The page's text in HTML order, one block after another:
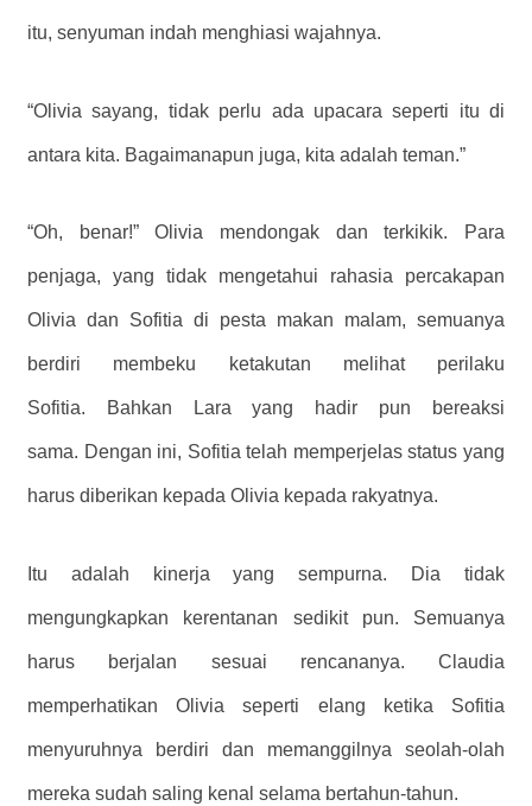
itu, senyuman indah menghiasi wajahnya.
“Olivia sayang, tidak perlu ada upacara seperti itu di
antara kita. Bagaimanapun juga, kita adalah teman.”
“Oh, benar!” Olivia mendongak dan terkikik. Para
penjaga, yang tidak mengetahui rahasia percakapan
Olivia dan Sofitia di pesta makan malam, semuanya
berdiri membeku ketakutan melihat perilaku
Sofitia. Bahkan Lara yang hadir pun bereaksi
sama. Dengan ini, Sofitia telah memperjelas status yang
harus diberikan kepada Olivia kepada rakyatnya.
Itu adalah kinerja yang sempurna. Dia tidak
mengungkapkan kerentanan sedikit pun. Semuanya
harus berjalan sesuai rencananya. Claudia
memperhatikan Olivia seperti elang ketika Sofitia
menyuruhnya berdiri dan memanggilnya seolah-olah
mereka sudah saling kenal selama bertahun-tahun.